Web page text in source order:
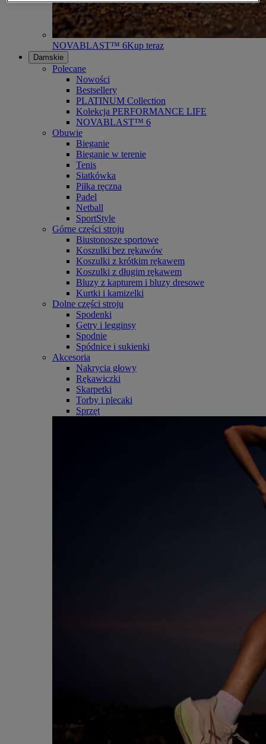
NOVABLAST™ 6Kup teraz
Damskie
Polecane
Nowości
Bestsellery
PLATINUM Collection
Kolekcja PERFORMANCE LIFE
NOVABLAST™ 6
Obuwie
Bieganie
Bieganie w terenie
Tenis
Siatkówka
Piłka ręczna
Padel
Netball
SportStyle
Górne części stroju
Biustonosze sportowe
Koszulki bez rękawów
Koszulki z krótkim rękawem
Koszulki z długim rękawem
Bluzy z kapturem i bluzy dresowe
Kurtki i kamizelki
Dolne części stroju
Spodenki
Getry i legginsy
Spodnie
Spódnice i sukienki
Akcesoria
Nakrycia głowy
Rękawiczki
Skarpetki
Torby i plecaki
Sprzęt